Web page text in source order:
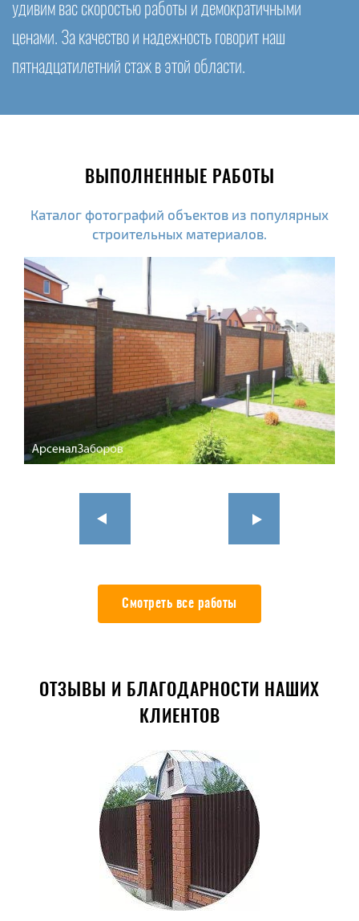
удивим вас скоростью работы и демократичными
ценами. За качество и надежность говорит наш
пятнадцатилетний стаж в этой области.
ВЫПОЛНЕННЫЕ РАБОТЫ
Каталог фотографий объектов из популярных
строительных материалов.
Смотреть все работы
ОТЗЫВЫ И БЛАГОДАРНОСТИ НАШИХ
КЛИЕНТОВ